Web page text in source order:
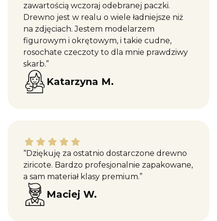
zawartością wczoraj odebranej paczki.
Drewno jest w realu o wiele ładniejsze niż
na zdjęciach. Jestem modelarzem
figurowym i okrętowym, i takie cudne,
rosochate czeczoty to dla mnie prawdziwy
skarb.”
Katarzyna M.
Maciej W. dał ocenę: 5
“Dziękuję za ostatnio dostarczone drewno
ziricote. Bardzo profesjonalnie zapakowane,
a sam materiał klasy premium.”
Maciej W.